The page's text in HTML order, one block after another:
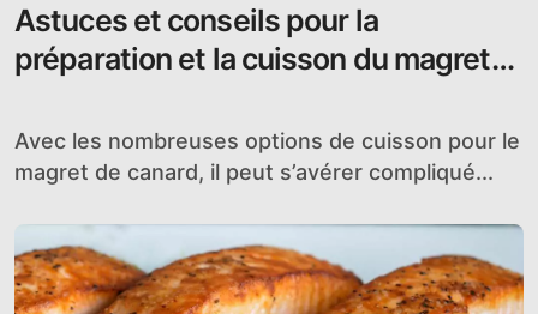
Astuces et conseils pour la
préparation et la cuisson du magret
Avec les nombreuses options de cuisson pour le
magret de canard, il peut s’avérer compliqué...